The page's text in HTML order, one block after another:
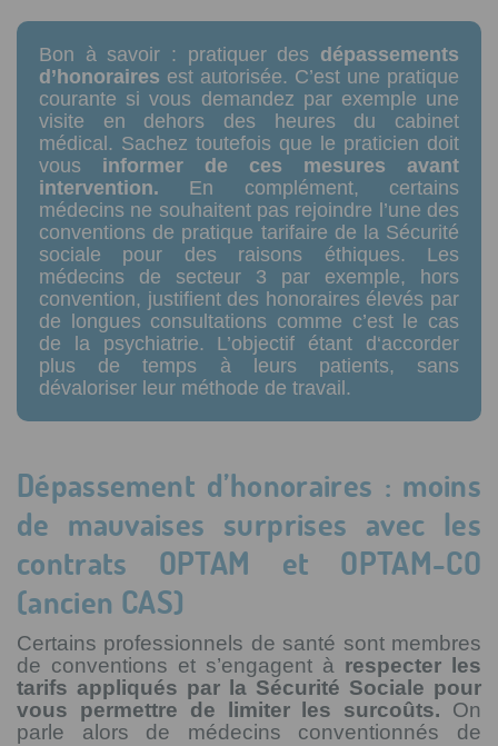
Bon à savoir : pratiquer des dépassements
d’honoraires est autorisée. C’est une pratique
courante si vous demandez par exemple une
visite en dehors des heures du cabinet
médical. Sachez toutefois que le praticien doit
vous informer de ces mesures avant
intervention. En complément, certains
médecins ne souhaitent pas rejoindre l’une des
conventions de pratique tarifaire de la Sécurité
sociale pour des raisons éthiques. Les
médecins de secteur 3 par exemple, hors
convention, justifient des honoraires élevés par
de longues consultations comme c’est le cas
de la psychiatrie. L’objectif étant d‘accorder
plus de temps à leurs patients, sans
dévaloriser leur méthode de travail.
Dépassement d’honoraires : moins
de mauvaises surprises avec les
contrats OPTAM et OPTAM-CO
(ancien CAS)
Certains professionnels de santé sont membres
de conventions et s’engagent à respecter les
tarifs appliqués par la Sécurité Sociale pour
vous permettre de limiter les surcoûts. On
parle alors de médecins conventionnés de